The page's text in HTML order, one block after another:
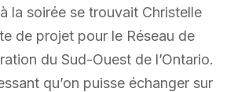
la soirée se trouvait Christelle
de projet pour le Réseau de
du Sud-Ouest de l’Ontario.
qu’on puisse échanger sur